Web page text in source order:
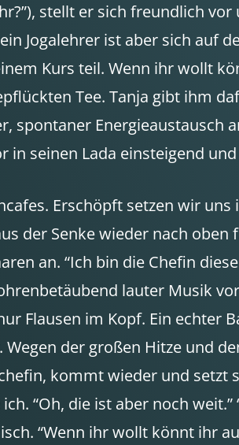
stellt er sich freundlich
Jogalehrer ist aber sich auf
Kurs teil. Wenn ihr wollt
Tee. Tanja gibt ihm
spontaner Energieaustausch
in seinen Lada einsteigend
Erschöpft setzen wir
der Senke wieder nach
an. “Ich bin die Chefin
lauter Musik
Flausen im Kopf. Ein echter
der großen Hitze und
kommt wieder und setzt
“Oh, die ist aber noch weit.”
“Wenn ihr wollt könnt ihr